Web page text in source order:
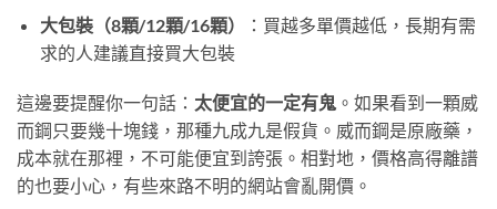
大包裝（8顆/12顆/16顆）
：買越多單價越低，長期有需
求的人建議直接買大包裝
這邊要提醒你一句話： 太便宜的一定有鬼 。如果看到一顆威
而鋼只要幾十塊錢，那種九成九是假貨。威而鋼是原廠藥，
成本就在那裡，不可能便宜到誇張。相對地，價格高得離譜
的也要小心，有些來路不明的網站會亂開價。